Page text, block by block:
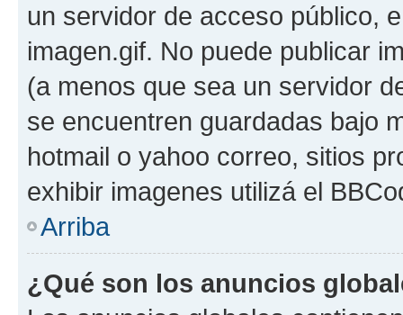
un servidor de acceso público,
imagen.gif. No puede publicar
(a menos que sea un servidor
se encuentren guardadas bajo
hotmail o yahoo correo, sitios
exhibir imagenes utilizá el
Arriba
¿Qué son los anuncios